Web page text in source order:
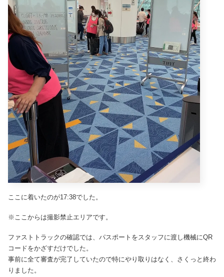
ここに着いたのが17:38でした。
※ここからは撮影禁止エリアです。
ファストトラックの確認では、パスポートをスタッフに渡し機械にQR
コードをかざすだけでした。
事前に全て審査が完了していたので特にやり取りはなく、さくっと終わ
りました。